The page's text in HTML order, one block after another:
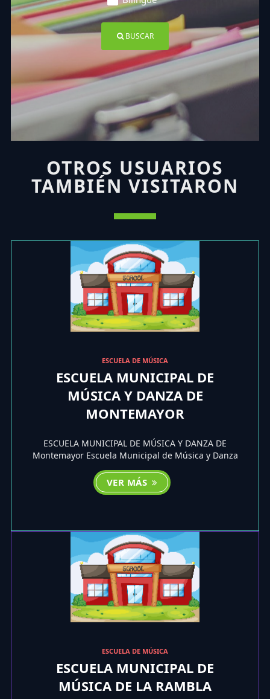
BUSCAR
OTROS USUARIOS
TAMBIÉN VISITARON
ESCUELA DE MÚSICA
ESCUELA MUNICIPAL DE
MÚSICA Y DANZA DE
MONTEMAYOR
ESCUELA MUNICIPAL DE MÚSICA Y DANZA DE
Montemayor Escuela Municipal de Música y Danza
VER MÁS
ESCUELA DE MÚSICA
ESCUELA MUNICIPAL DE
MÚSICA DE LA RAMBLA